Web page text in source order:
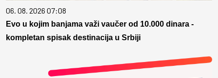
06. 08. 2026 07:08
Evo u kojim banjama važi vaučer od 10.000 dinara -
kompletan spisak destinacija u Srbiji